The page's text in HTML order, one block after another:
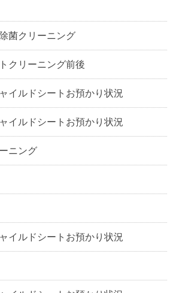
菌クリーニング
クリーニング前後
イルドシートお預かり状況
イルドシートお預かり状況
ニング
イルドシートお預かり状況